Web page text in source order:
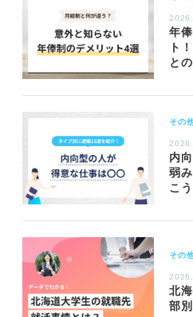
年
ト
と
その
内
弱
こう
その
北
部